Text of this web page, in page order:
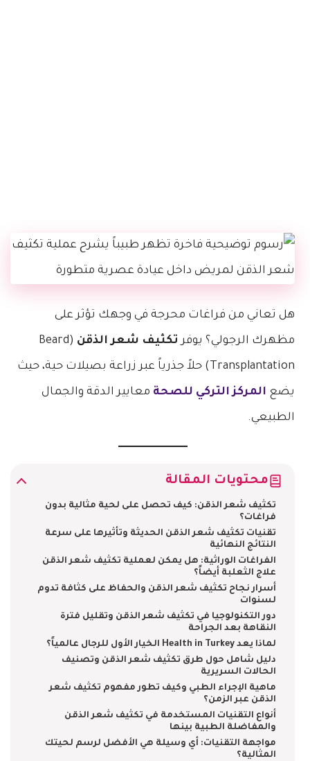
هل تعاني من فراغات محرجة في وجهك تؤثر على
مظهرك الرجولي؟ يوفر تكثيف شعر الذقن (Beard
Transplantation) حلاً جذرياً عبر زراعة بصيلات حية، حيث
يضع المركز التركي للصحة معايير الدقة والجمال
الطبيعي.
محتويات المقالة
تكثيف شعر الذقن: كيف تحصل على لحية مثالية بدون
فراغات؟
تقنيات تكثيف شعر الذقن الحديثة وتأثيرها على سرعة
النتائج النهائية
الفراغات الوراثية: هل يمكن لعملية تكثيف شعر الذقن
علاج الثعلبة أيضاً؟
أسرار نجاح تكثيف شعر الذقن والحفاظ على كثافة تدوم
لسنوات
دور التكنولوجيا في تكثيف شعر الذقن وتقليل فترة
النقاهة بعد الجراحة
لماذا يعد Health in Turkey الخيار الأول للرجال عالمياً؟
دليل شامل حول طرق تكثيف شعر الذقن وتصنيف
الحالات السريرية
ماهية الإجراء الطبي وكيف تطور مفهوم تكثيف شعر
الذقن عبر الزمن؟
أنواع التقنيات المستخدمة في تكثيف شعر الذقن
والمفاضلة الطبية بينها
مواجهة التقنيات: أي وسيلة هي الأفضل لرسم لحيتك
المثالية؟